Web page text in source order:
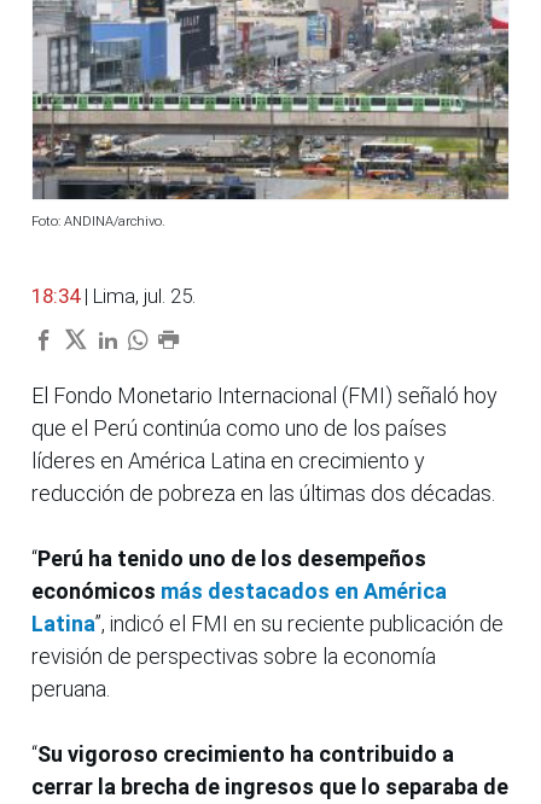
Foto: ANDINA/archivo.
18:34 | Lima, jul. 25.
El Fondo Monetario Internacional (FMI) señaló hoy
que el Perú continúa como uno de los países
líderes en América Latina en crecimiento y
reducción de pobreza en las últimas dos décadas.
“Perú ha tenido uno de los desempeños
económicos más destacados en América
Latina”, indicó el FMI en su reciente publicación de
revisión de perspectivas sobre la economía
peruana.
“Su vigoroso crecimiento ha contribuido a
cerrar la brecha de ingresos que lo separaba de